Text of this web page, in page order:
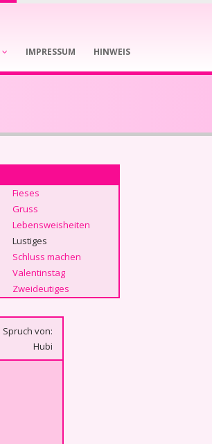
IMPRESSUM HINWEIS
Fieses
Gruss
Lebensweisheiten
Lustiges
Schluss machen
Valentinstag
Zweideutiges
Spruch von:
Hubi